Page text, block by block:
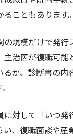
こともあります。
の規模だけで発行
主治医が復職可
るか、診断書の内
に対して「いつ発
い、復職面談や産